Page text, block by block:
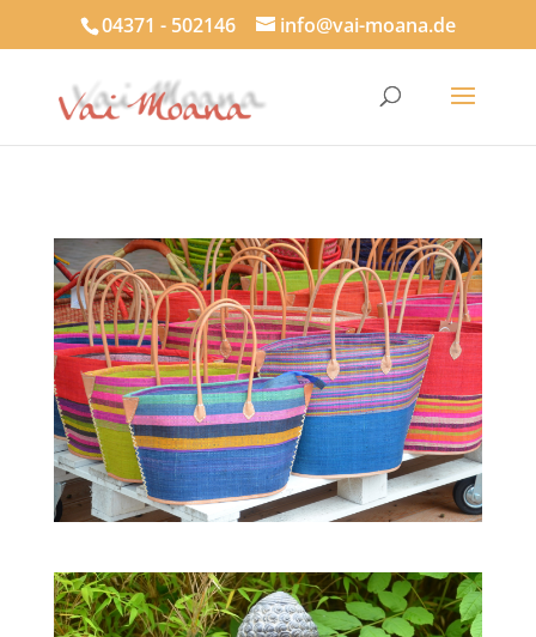
04371 - 502146 info@vai-moana.de